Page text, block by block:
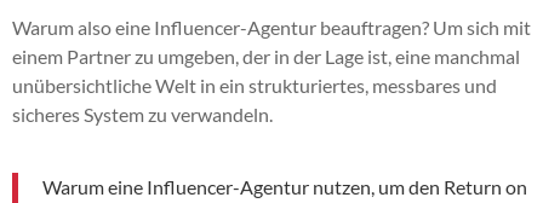
Warum also eine Influencer-Agentur beauftragen? Um sich mit
einem Partner zu umgeben, der in der Lage ist, eine manchmal
unübersichtliche Welt in ein strukturiertes, messbares und
sicheres System zu verwandeln.
Warum eine Influencer-Agentur nutzen, um den Return on